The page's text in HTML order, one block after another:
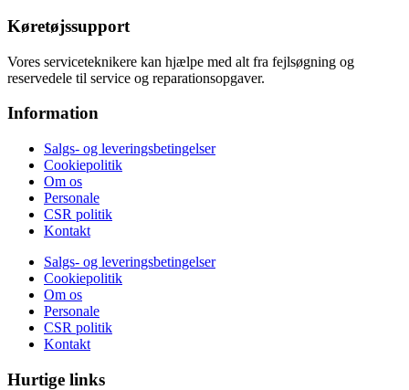
Køretøjssupport
Vores serviceteknikere kan hjælpe med alt fra fejlsøgning og
reservedele til service og reparationsopgaver.
Information
Salgs- og leveringsbetingelser
Cookiepolitik
Om os
Personale
CSR politik
Kontakt
Salgs- og leveringsbetingelser
Cookiepolitik
Om os
Personale
CSR politik
Kontakt
Hurtige links